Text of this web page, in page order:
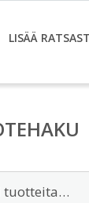
LISÄÄ